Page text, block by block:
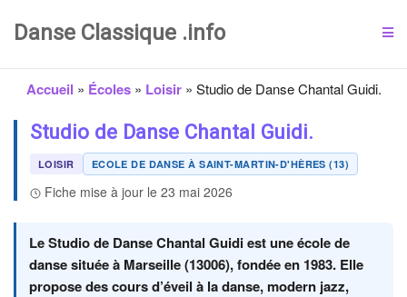
Danse Classique .info
Accueil » Écoles» Loisir» Studio de Danse Chantal Guidi.
Studio de Danse Chantal Guidi.
LOISIR ECOLE DE DANSE À SAINT-MARTIN-D'HÈRES (13)
Fiche mise à jour le 23 mai 2026
Le Studio de Danse Chantal Guidi est une école de
danse située à Marseille (13006), fondée en 1983. Elle
propose des cours d’éveil à la danse, modern jazz,